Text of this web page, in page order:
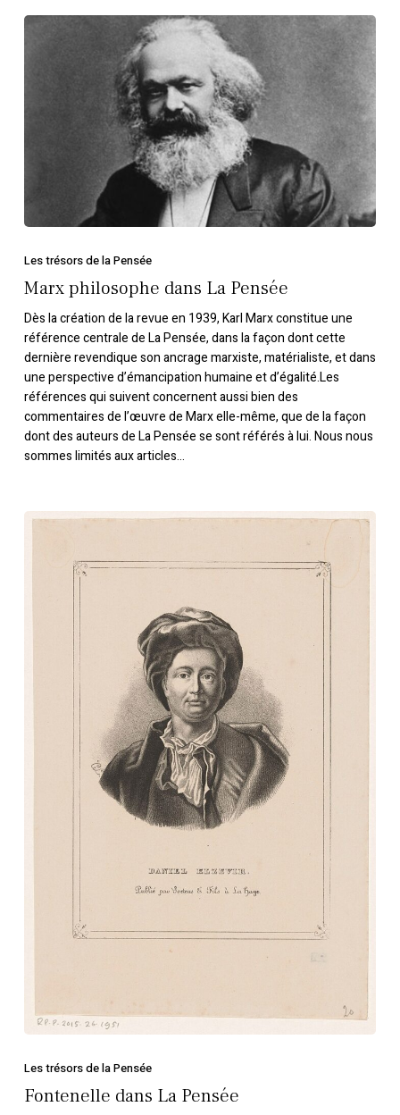
Marx
Les trésors de la Pensée
Marx philosophe dans La Pensée
Dès la création de la revue en 1939, Karl Marx constitue une
référence centrale de La Pensée, dans la façon dont cette
dernière revendique son ancrage marxiste, matérialiste, et dans
une perspective d’émancipation humaine et d’égalité.Les
références qui suivent concernent aussi bien des
commentaires de l’œuvre de Marx elle-même, que de la façon
dont des auteurs de La Pensée se sont référés à lui. Nous nous
sommes limités aux articles…
Fontenelle
Les trésors de la Pensée
Fontenelle dans La Pensée